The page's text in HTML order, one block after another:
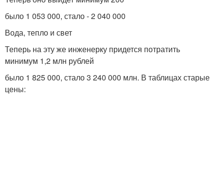
было 1 053 000, стало - 2 040 000
Вода, тепло и свет
Теперь на эту же инженерку придется потратить
минимум 1,2 млн рублей
было 1 825 000, стало 3 240 000 млн. В таблицах старые
цены: